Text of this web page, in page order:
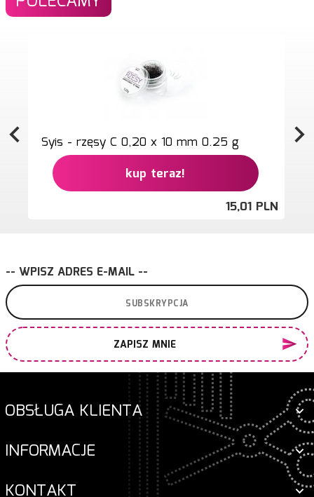
Syis - rzęsy C 0,20 x 10 mm 0.25 g
kup teraz!
15,01 PLN
-- WPISZ ADRES E-MAIL --
ZAPISZ MNIE
OBSŁUGA KLIENTA
INFORMACJE
KONTAKT